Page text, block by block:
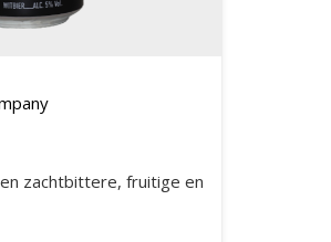
zachtbittere, fruitige en